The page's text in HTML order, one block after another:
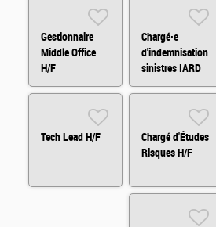
Gestionnaire
Middle Office
H/F
Chargé·e
d'indemnisation
sinistres IARD
H/F
Tech Lead H/F
Chargé d'Études
Risques H/F